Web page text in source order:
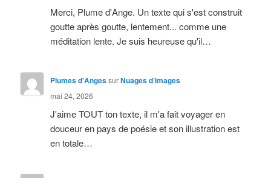
Merci, Plume d'Ange. Un texte qui s'est construit
goutte après goutte, lentement... comme une
méditation lente. Je suis heureuse qu'il…
Plumes d'AngessurNuages d’images
mai 24, 2026
J'aime TOUT ton texte, il m'a fait voyager en
douceur en pays de poésie et son illustration est
en totale…